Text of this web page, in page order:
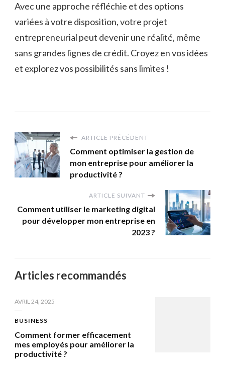
Avec une approche réfléchie et des options
variées à votre disposition, votre projet
entrepreneurial peut devenir une réalité, même
sans grandes lignes de crédit. Croyez en vos idées
et explorez vos possibilités sans limites !
ARTICLE PRÉCÉDENT
Comment optimiser la gestion de
mon entreprise pour améliorer la
productivité ?
ARTICLE SUIVANT
Comment utiliser le marketing digital
pour développer mon entreprise en
2023 ?
Articles recommandés
AVRIL 24, 2025
BUSINESS
Comment former efficacement
mes employés pour améliorer la
productivité ?